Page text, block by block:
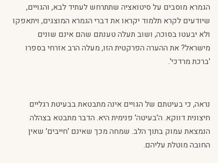
הגמרא מוסבים על סיטואציה שתתרחש לעתיד לבא, והגויים,
שיודעים לקרא תלמוד יקראו את דברי הגמרא המוצגים, ויתאפקו
ולא יבעטו בסוכה, ושוב תעלה טענתם שהם אינם שונים
מישראל? את ההערה הפרקטית הזו, מעלה הרב אזרחי בספרו
'ברכת מרדכי'.
נראה, כי בעיטתם של הגויים אינה מתבטאת בבעיטת רגליים
חיצונית דווקא. ה'בעיטה' פנימית היא. הדבר מתבטא בצהלה
הנמצאת עמוק בתוך הלב. שמחה מכך שאינם 'חייבים' שאין
החובה מוטלת עליהם.